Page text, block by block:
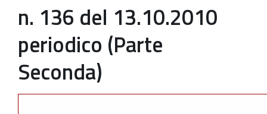
n. 136 del 13.10.2010
periodico (Parte
Seconda)